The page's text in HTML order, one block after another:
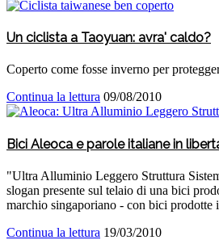
Un ciclista a Taoyuan: avra' caldo?
Coperto come fosse inverno per
Continua la lettura 09/08/2010
Bici Aleoca e parole italiane in
"Ultra Alluminio Leggero Struttura
slogan presente sul telaio di una bici
marchio singaporiano - con bici prodotte
Continua la lettura 19/03/2010